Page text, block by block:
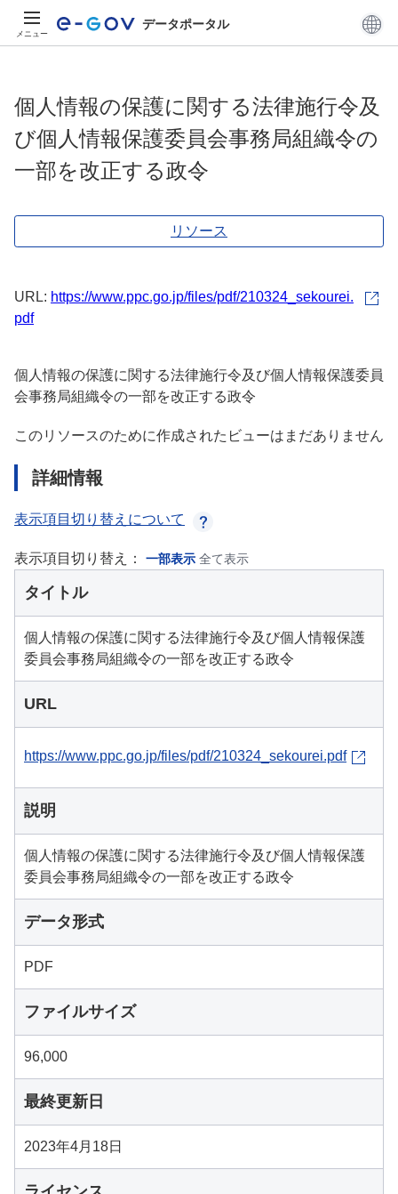
メニュー
データポータル
個人情報の保護に関する法律施行令及
び個人情報保護委員会事務局組織令の
一部を改正する政令
リソース
URL: https://www.ppc.go.jp/files/pdf/210324_sekourei.
pdf
個人情報の保護に関する法律施行令及び個人情報保護委員
会事務局組織令の一部を改正する政令
このリソースのために作成されたビューはまだありません
詳細情報
表示項目切り替えについて
表示項目切り替え： 一部表示 全て表示
タイトル
個人情報の保護に関する法律施行令及び個人情報保護
委員会事務局組織令の一部を改正する政令
URL
https://www.ppc.go.jp/files/pdf/210324_sekourei.pdf
説明
個人情報の保護に関する法律施行令及び個人情報保護
委員会事務局組織令の一部を改正する政令
データ形式
PDF
ファイルサイズ
96,000
最終更新日
2023年4月18日